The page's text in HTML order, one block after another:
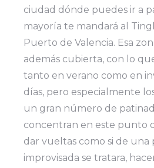
ciudad dónde puedes ir a
mayoría te mandará al
Puerto de Valencia. Esa
además cubierta, con lo
tanto en verano como en
días, pero especialmente
un gran número de
concentran en este punto
dar vueltas como si de una
improvisada se tratara,